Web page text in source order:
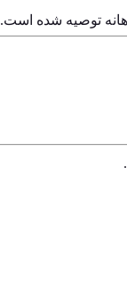
توصیه شده است.